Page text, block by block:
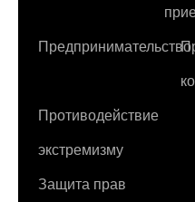
содержимому
Предпринимательство
Противодействие
экстремизму
Защита прав